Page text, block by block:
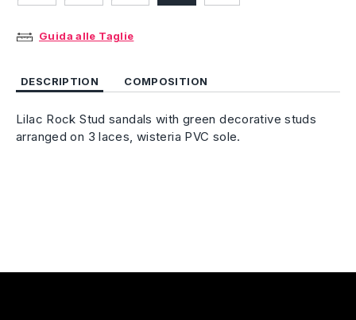
Guida alle Taglie
DESCRIPTION COMPOSITION
Lilac Rock Stud sandals with green decorative studs
arranged on 3 laces, wisteria PVC sole.